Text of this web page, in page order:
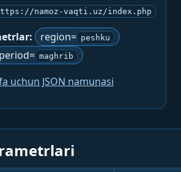
namoz-vaqti.uz/index.php
region= peshku
period= maghrib
uchun JSON namunasi